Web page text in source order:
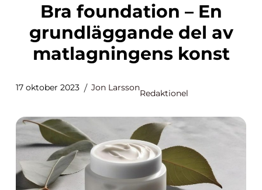
Bra foundation – En
grundläggande del av
matlagningens konst
17 oktober 2023 Jon Larsson
Redaktionel